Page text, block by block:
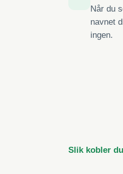
Når du
navnet
ingen.
Slik kobler